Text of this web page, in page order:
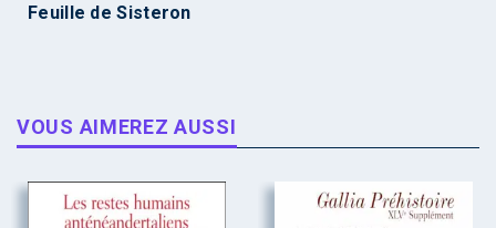
Feuille de Sisteron
VOUS AIMEREZ AUSSI